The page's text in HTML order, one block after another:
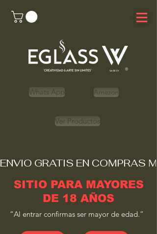
Ver Productos
ENVIO GRATIS EN COMPRAS
SITIO PARA MAYORES
DE 18 AÑOS
“Al entrar confirmas ser mayor de edad.”
Whats App Amazon